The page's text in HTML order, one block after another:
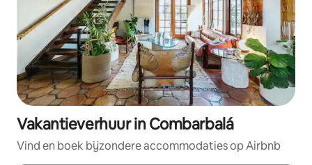
Vakantieverhuur in Combarbalá
Vind en boek bijzondere accommodaties op Airbnb